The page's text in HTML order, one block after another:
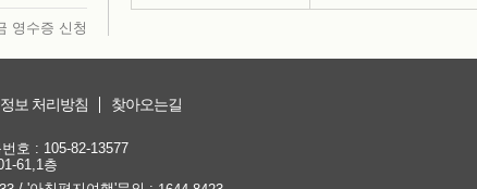
영수증 신청
보 처리방침 찾아오는길
호 : 105-82-13577
61,1층